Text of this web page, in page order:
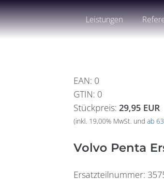
Leistungen
EAN: 0
GTIN: 0
Stückpreis: 29,95 EUR
(inkl. 19,00% MwSt. und ab
Volvo Penta
Ersatzteilnummer: